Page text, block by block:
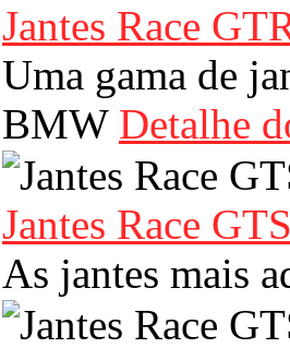
Jantes Race
Uma gama de
BMW Detalhe
Jantes Race
As jantes mais